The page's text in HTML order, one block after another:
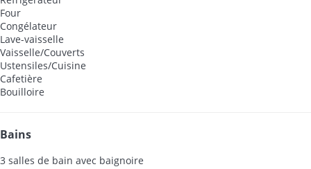
Four
Congélateur
Lave-vaisselle
Vaisselle/Couverts
Ustensiles/Cuisine
Cafetière
Bouilloire
Bains
3 salles de bain avec baignoire